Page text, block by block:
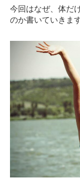
コ
ン
ィ
ン
グ
自
由
丘
今回はなぜ、体だ
のか書いていきます